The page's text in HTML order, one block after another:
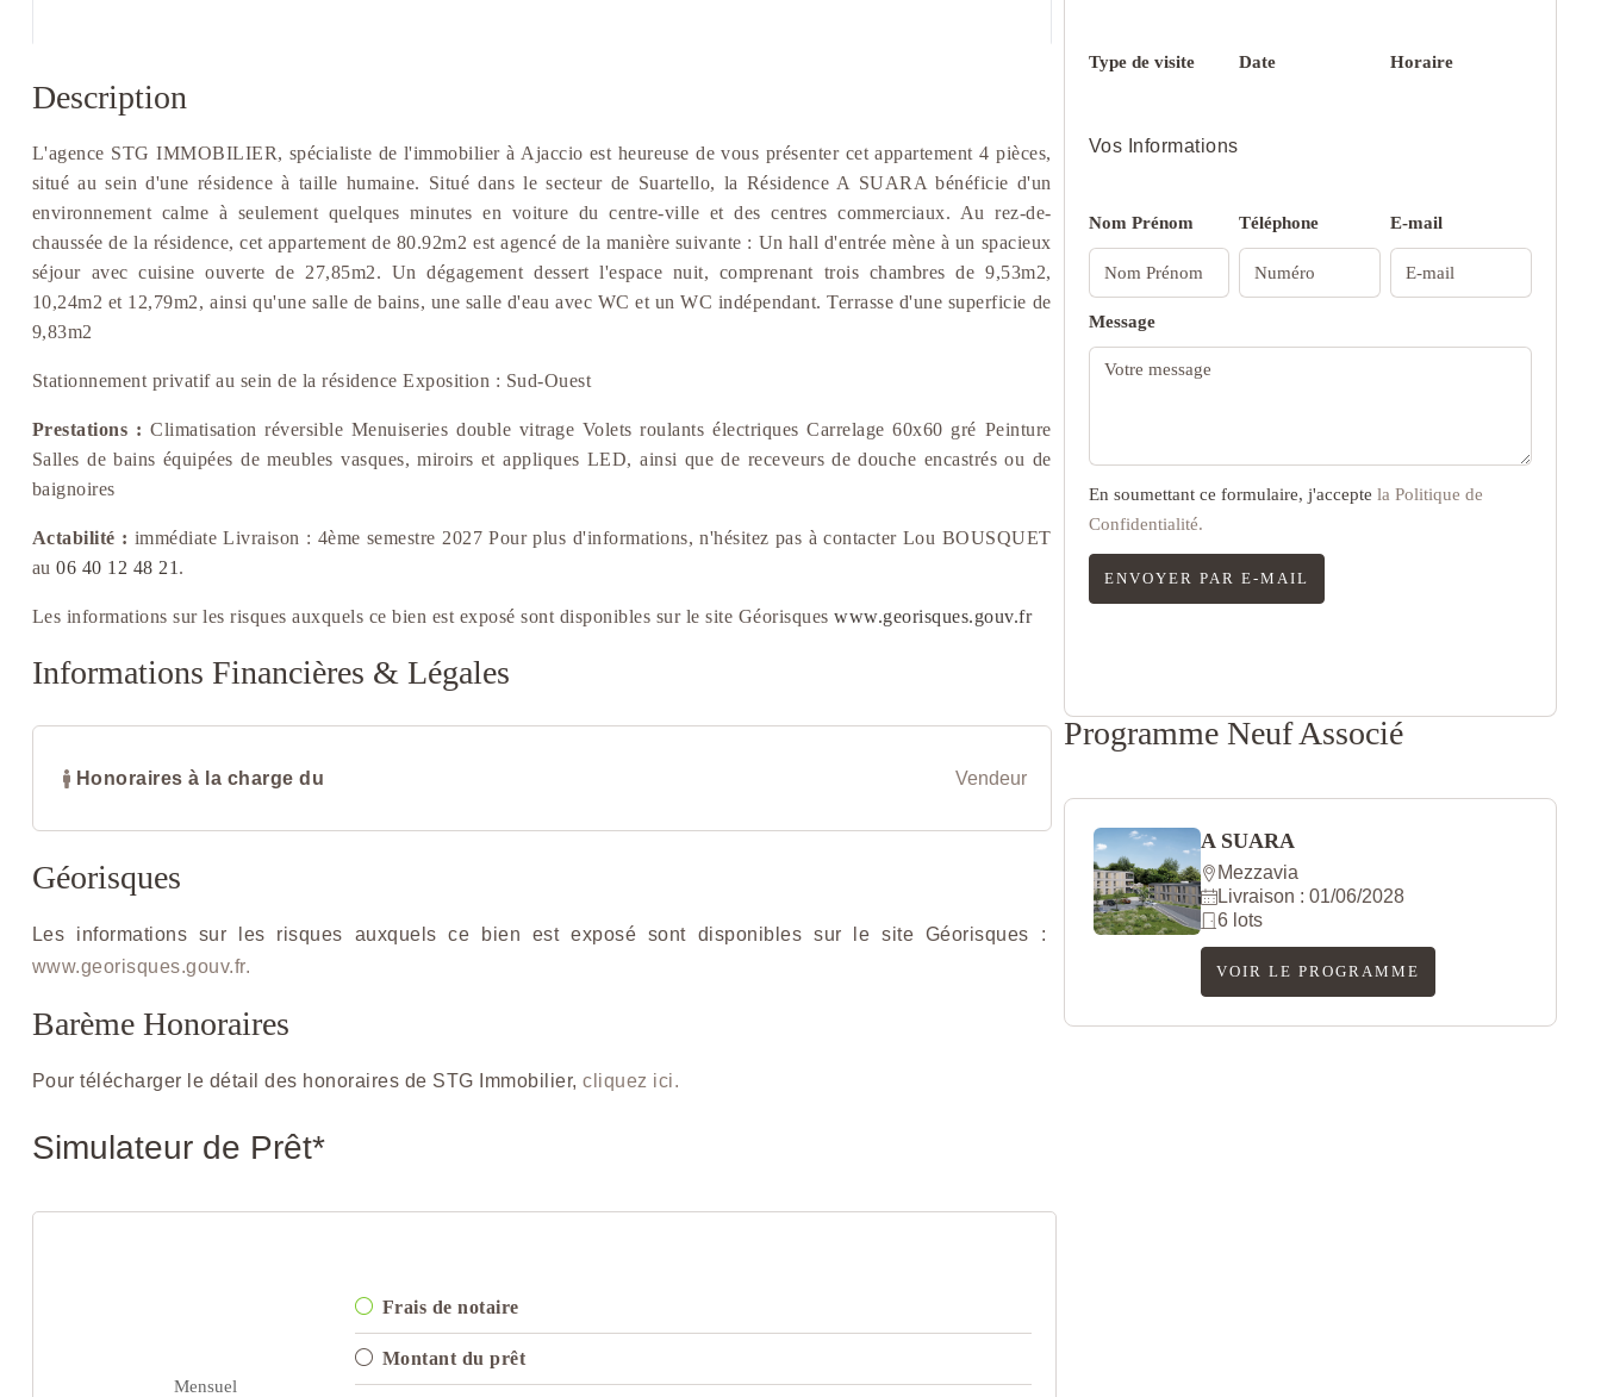
Description
L'agence STG IMMOBILIER, spécialiste de l'immobilier à Ajaccio est heureuse de vous présenter cet appartement 4 pièces,
situé au sein d'une résidence à taille humaine. Situé dans le secteur de Suartello, la Résidence A SUARA bénéficie d'un
environnement calme à seulement quelques minutes en voiture du centre-ville et des centres commerciaux. Au rez-de-
chaussée de la résidence, cet appartement de 80.92m2 est agencé de la manière suivante : Un hall d'entrée mène à un spacieux
séjour avec cuisine ouverte de 27,85m2. Un dégagement dessert l'espace nuit, comprenant trois chambres de 9,53m2,
10,24m2 et 12,79m2, ainsi qu'une salle de bains, une salle d'eau avec WC et un WC indépendant. Terrasse d'une superficie de
9,83m2
Stationnement privatif au sein de la résidence Exposition : Sud-Ouest
Prestations : Climatisation réversible Menuiseries double vitrage Volets roulants électriques Carrelage 60x60 gré Peinture
Salles de bains équipées de meubles vasques, miroirs et appliques LED, ainsi que de receveurs de douche encastrés ou de
baignoires
Actabilité : immédiate Livraison : 4ème semestre 2027 Pour plus d'informations, n'hésitez pas à contacter Lou BOUSQUET
au06 40 12 48 21.
Les informations sur les risques auxquels ce bien est exposé sont disponibles sur le site Géorisqueswww.georisques.gouv.fr
Informations Financières & Légales
Honoraires à la charge du Vendeur
Géorisques
Les informations sur les risques auxquels ce bien est exposé sont disponibles sur le site Géorisques :
www.georisques.gouv.fr.
Barème Honoraires
Pour télécharger le détail des honoraires de STG Immobilier,cliquez ici.
Type de visite Date Horaire
Vos Informations
Nom Prénom Téléphone E-mail
Message
En soumettant ce formulaire, j'accepte la Politique de
Confidentialité.
ENVOYER PAR E-MAIL
Programme Neuf Associé
A SUARA
Mezzavia
Livraison : 01/06/2028
6 lots
VOIR LE PROGRAMME
Simulateur de Prêt*
Mensuel
Frais de notaire
Montant du prêt